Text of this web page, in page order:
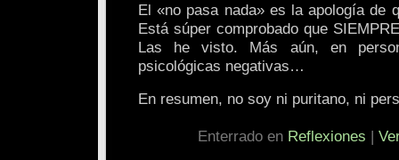
El «no pasa nada» es la apología de
Está súper comprobado que
Las he visto. Más aún, en
psicológicas negativas…
En resumen, no soy ni puritano, ni
Enterrado en Reflexiones |